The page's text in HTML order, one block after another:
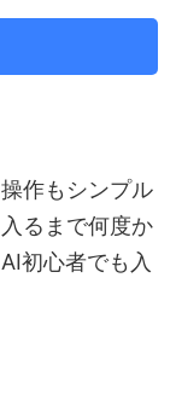
作もシンプル
るまで何度か
初心者でも入